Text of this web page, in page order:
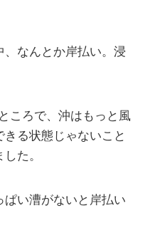
なんとか岸払い。浸
ころで、沖はもっと風
る状態じゃないこと
た。
い漕がないと岸払い